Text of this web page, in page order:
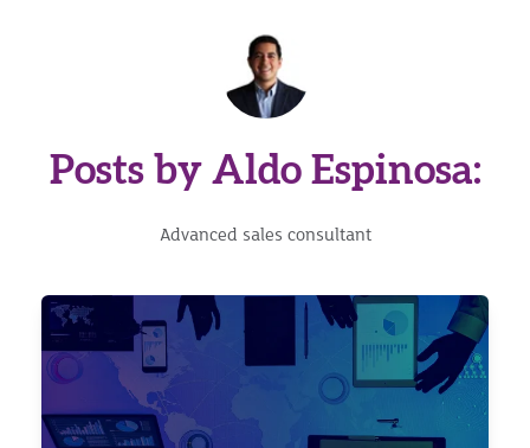
Posts by Aldo Espinosa:
Advanced sales consultant